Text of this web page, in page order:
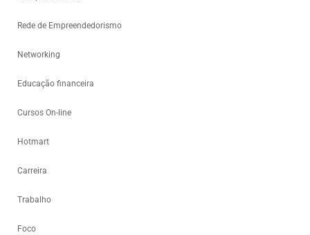
Rede de Empreendedorismo
Networking
Educação financeira
Cursos On-line
Hotmart
Carreira
Trabalho
Foco